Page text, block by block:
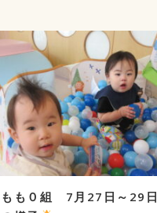
もも０組 7月27日～29日